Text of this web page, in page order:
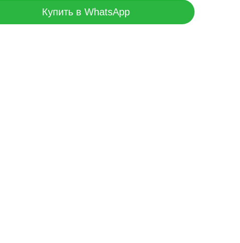
Купить в WhatsApp